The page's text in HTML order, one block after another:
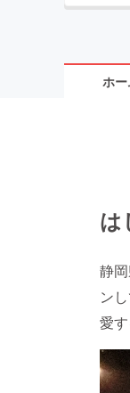
ホ
は
静
ン
愛